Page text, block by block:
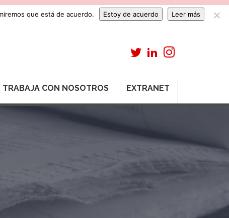
TRABAJA CON NOSOTROS EXTRANET
que está de acuerdo. Estoy de acuerdo Leer más